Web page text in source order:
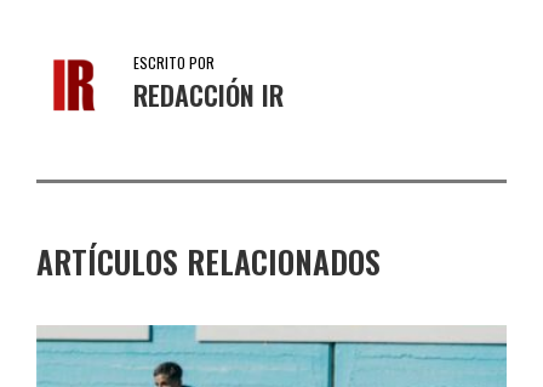
ESCRITO POR
REDACCIÓN IR
ARTÍCULOS RELACIONADOS